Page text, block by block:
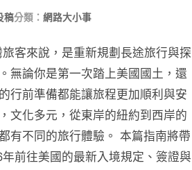
稿分類： 網路大小事
客來說，是重新規劃長途旅行與探
無論你是第一次踏上美國國土，還
行前準備都能讓旅程更加順利與安
文化多元，從東岸的紐約到西岸的
有不同的旅行體驗。 本篇指南將帶
前往美國的最新入境規定、簽證與